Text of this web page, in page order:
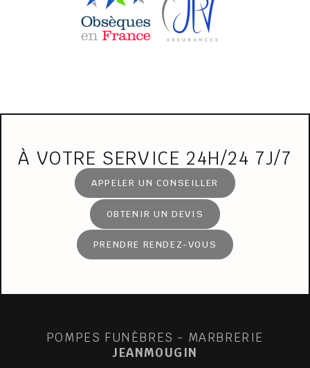
À VOTRE SERVICE 24H/24 7J/7
APPELER UN CONSEILLER
OBTENIR UN DEVIS
PRENDRE RENDEZ-VOUS
POMPES FUNÈBRES - MARBRERIE
JEANMOUGIN